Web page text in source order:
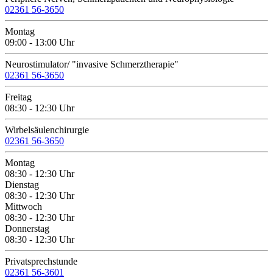
02361 56-3650
Montag
09:00 - 13:00 Uhr
Neurostimulator/ "invasive Schmerztherapie"
02361 56-3650
Freitag
08:30 - 12:30 Uhr
Wirbelsäulenchirurgie
02361 56-3650
Montag
08:30 - 12:30 Uhr
Dienstag
08:30 - 12:30 Uhr
Mittwoch
08:30 - 12:30 Uhr
Donnerstag
08:30 - 12:30 Uhr
Privatsprechstunde
02361 56-3601